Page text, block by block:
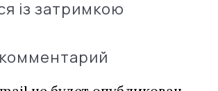
із затримкою